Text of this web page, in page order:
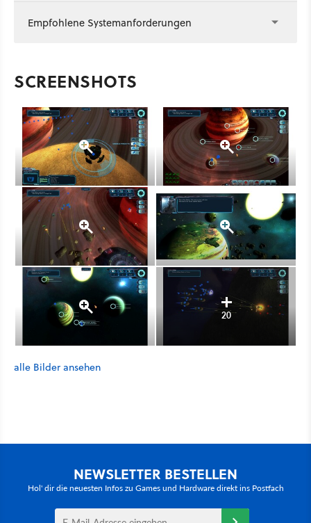
Empfohlene Systemanforderungen
SCREENSHOTS
20
alle Bilder ansehen
NEWSLETTER BESTELLEN
Hol' dir die neuesten Infos zu Games und Hardware direkt ins Postfach